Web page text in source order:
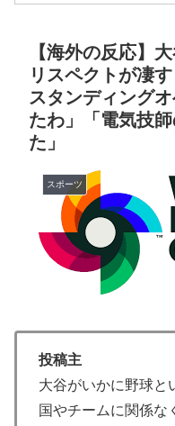
▶ 海外「素晴らしい！
の大復活に米国人が
▶
海外「日本人はなん
した極限の中の日本
▶ 【海外の反応】“新タ
「大谷と山本だけし
海外「日本人はなん
した極限の中の日本
▶
英国人「安心感が違
ビュー！圧巻3連続
【海外の反応】
▶ Google DeepMind
ンが去り、本体は稼
▶
韓国人「本当にこれ
【海外の反応】
リスペクトが凄
スタンディング
たわ」「電気技
た」
スポーツ
投稿主
大谷がいかに野球と
国やチームに関係な